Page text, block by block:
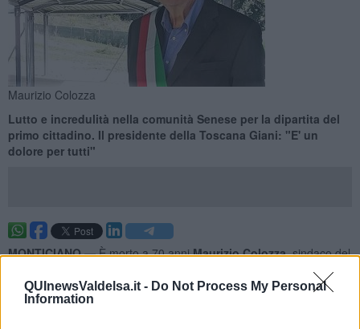
QUInewsValdelsa.it - Do Not Process My Personal
Information
Maurizio Colozza
Lutto e incredulità nella comunità Senese per la dipartita del
primo cittadino. Il presidente della Toscana Giani: "E' un
dolore per tutti"
MONTICIANO —È morto a 70 anniMaurizio Colozza,sindaco del
Comune di Monticiano dal 2017. L'uomo era malato di Covid-19 ed
era ricoverato all'ospedale Le Scotte di Siena.
Unlutto inaspettato